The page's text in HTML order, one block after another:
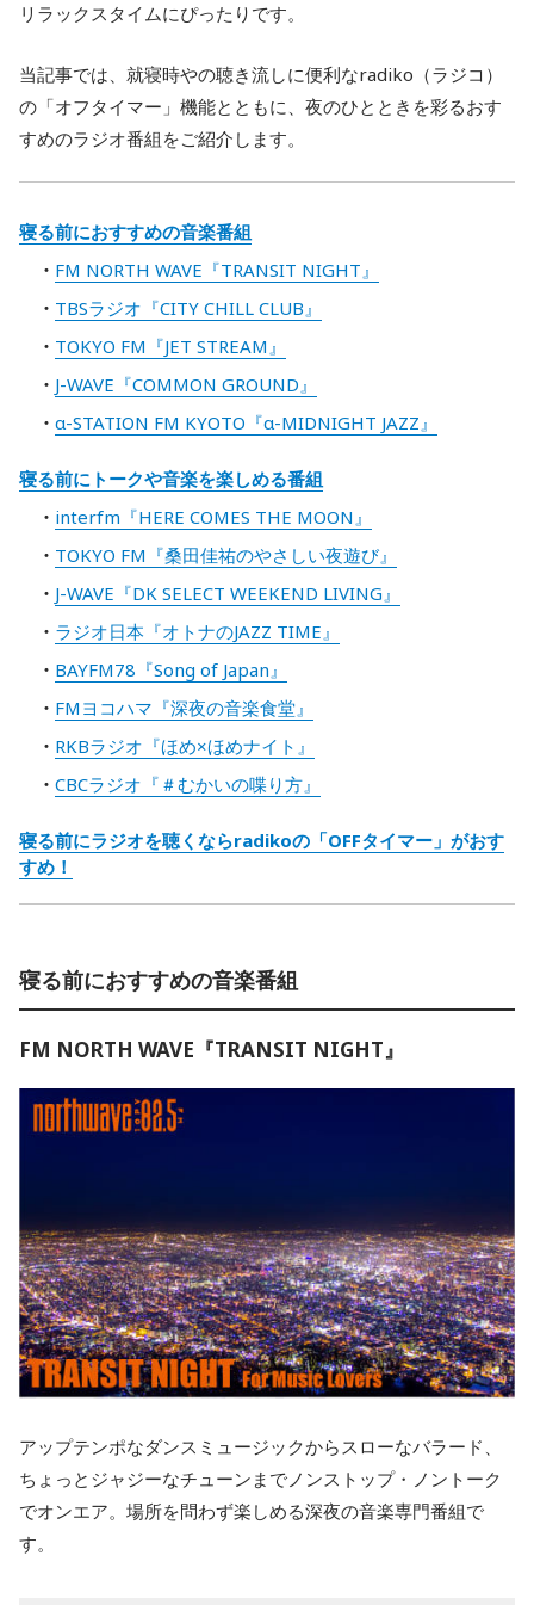
リラックスタイムにぴったりです。
当記事では、就寝時やの聴き流しに便利なradiko（ラジコ）
の「オフタイマー」機能とともに、夜のひとときを彩るおす
すめのラジオ番組をご紹介します。
寝る前におすすめの音楽番組
FM NORTH WAVE『TRANSIT NIGHT』
TBSラジオ『CITY CHILL CLUB』
TOKYO FM『JET STREAM』
J-WAVE『COMMON GROUND』
α-STATION FM KYOTO『α-MIDNIGHT JAZZ』
寝る前にトークや音楽を楽しめる番組
interfm『HERE COMES THE MOON』
TOKYO FM『桑田佳祐のやさしい夜遊び』
J-WAVE『DK SELECT WEEKEND LIVING』
ラジオ日本『オトナのJAZZ TIME』
BAYFM78『Song of Japan』
FMヨコハマ『深夜の音楽食堂』
RKBラジオ『ほめ×ほめナイト』
CBCラジオ『＃むかいの喋り方』
寝る前にラジオを聴くならradikoの「OFFタイマー」がおす
すめ！
寝る前におすすめの音楽番組
FM NORTH WAVE『TRANSIT NIGHT』
アップテンポなダンスミュージックからスローなバラード、
ちょっとジャジーなチューンまでノンストップ・ノントーク
でオンエア。場所を問わず楽しめる深夜の音楽専門番組で
す。